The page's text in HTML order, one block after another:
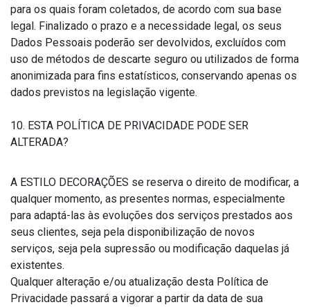
para os quais foram coletados, de acordo com sua base
legal. Finalizado o prazo e a necessidade legal, os seus
Dados Pessoais poderão ser devolvidos, excluídos com
uso de métodos de descarte seguro ou utilizados de forma
anonimizada para fins estatísticos, conservando apenas os
dados previstos na legislação vigente.
10. ESTA POLÍTICA DE PRIVACIDADE PODE SER
ALTERADA?
A ESTILO DECORAÇÕES se reserva o direito de modificar, a
qualquer momento, as presentes normas, especialmente
para adaptá-las às evoluções dos serviços prestados aos
seus clientes, seja pela disponibilização de novos
serviços, seja pela supressão ou modificação daquelas já
existentes.
Qualquer alteração e/ou atualização desta Política de
Privacidade passará a vigorar a partir da data de sua